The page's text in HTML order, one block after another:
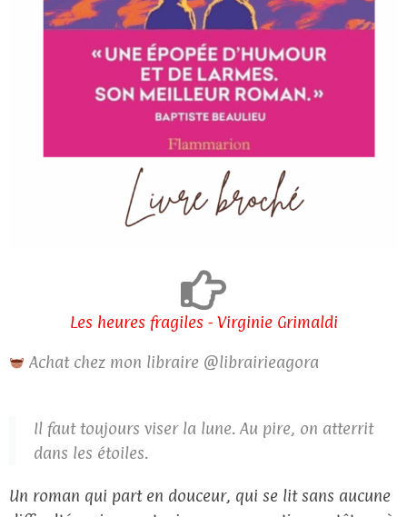
Les heures fragiles - Virginie Grimaldi
Achat chez mon libraire @librairieagora
Il faut toujours viser la lune. Au pire, on atterrit
dans les étoiles.
Un roman qui part en douceur, qui se lit sans aucune